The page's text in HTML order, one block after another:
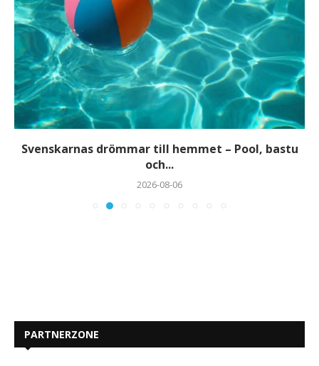
Svenskarnas drömmar till hemmet – Pool, bastu
och...
2026-08-06
PARTNERZONE